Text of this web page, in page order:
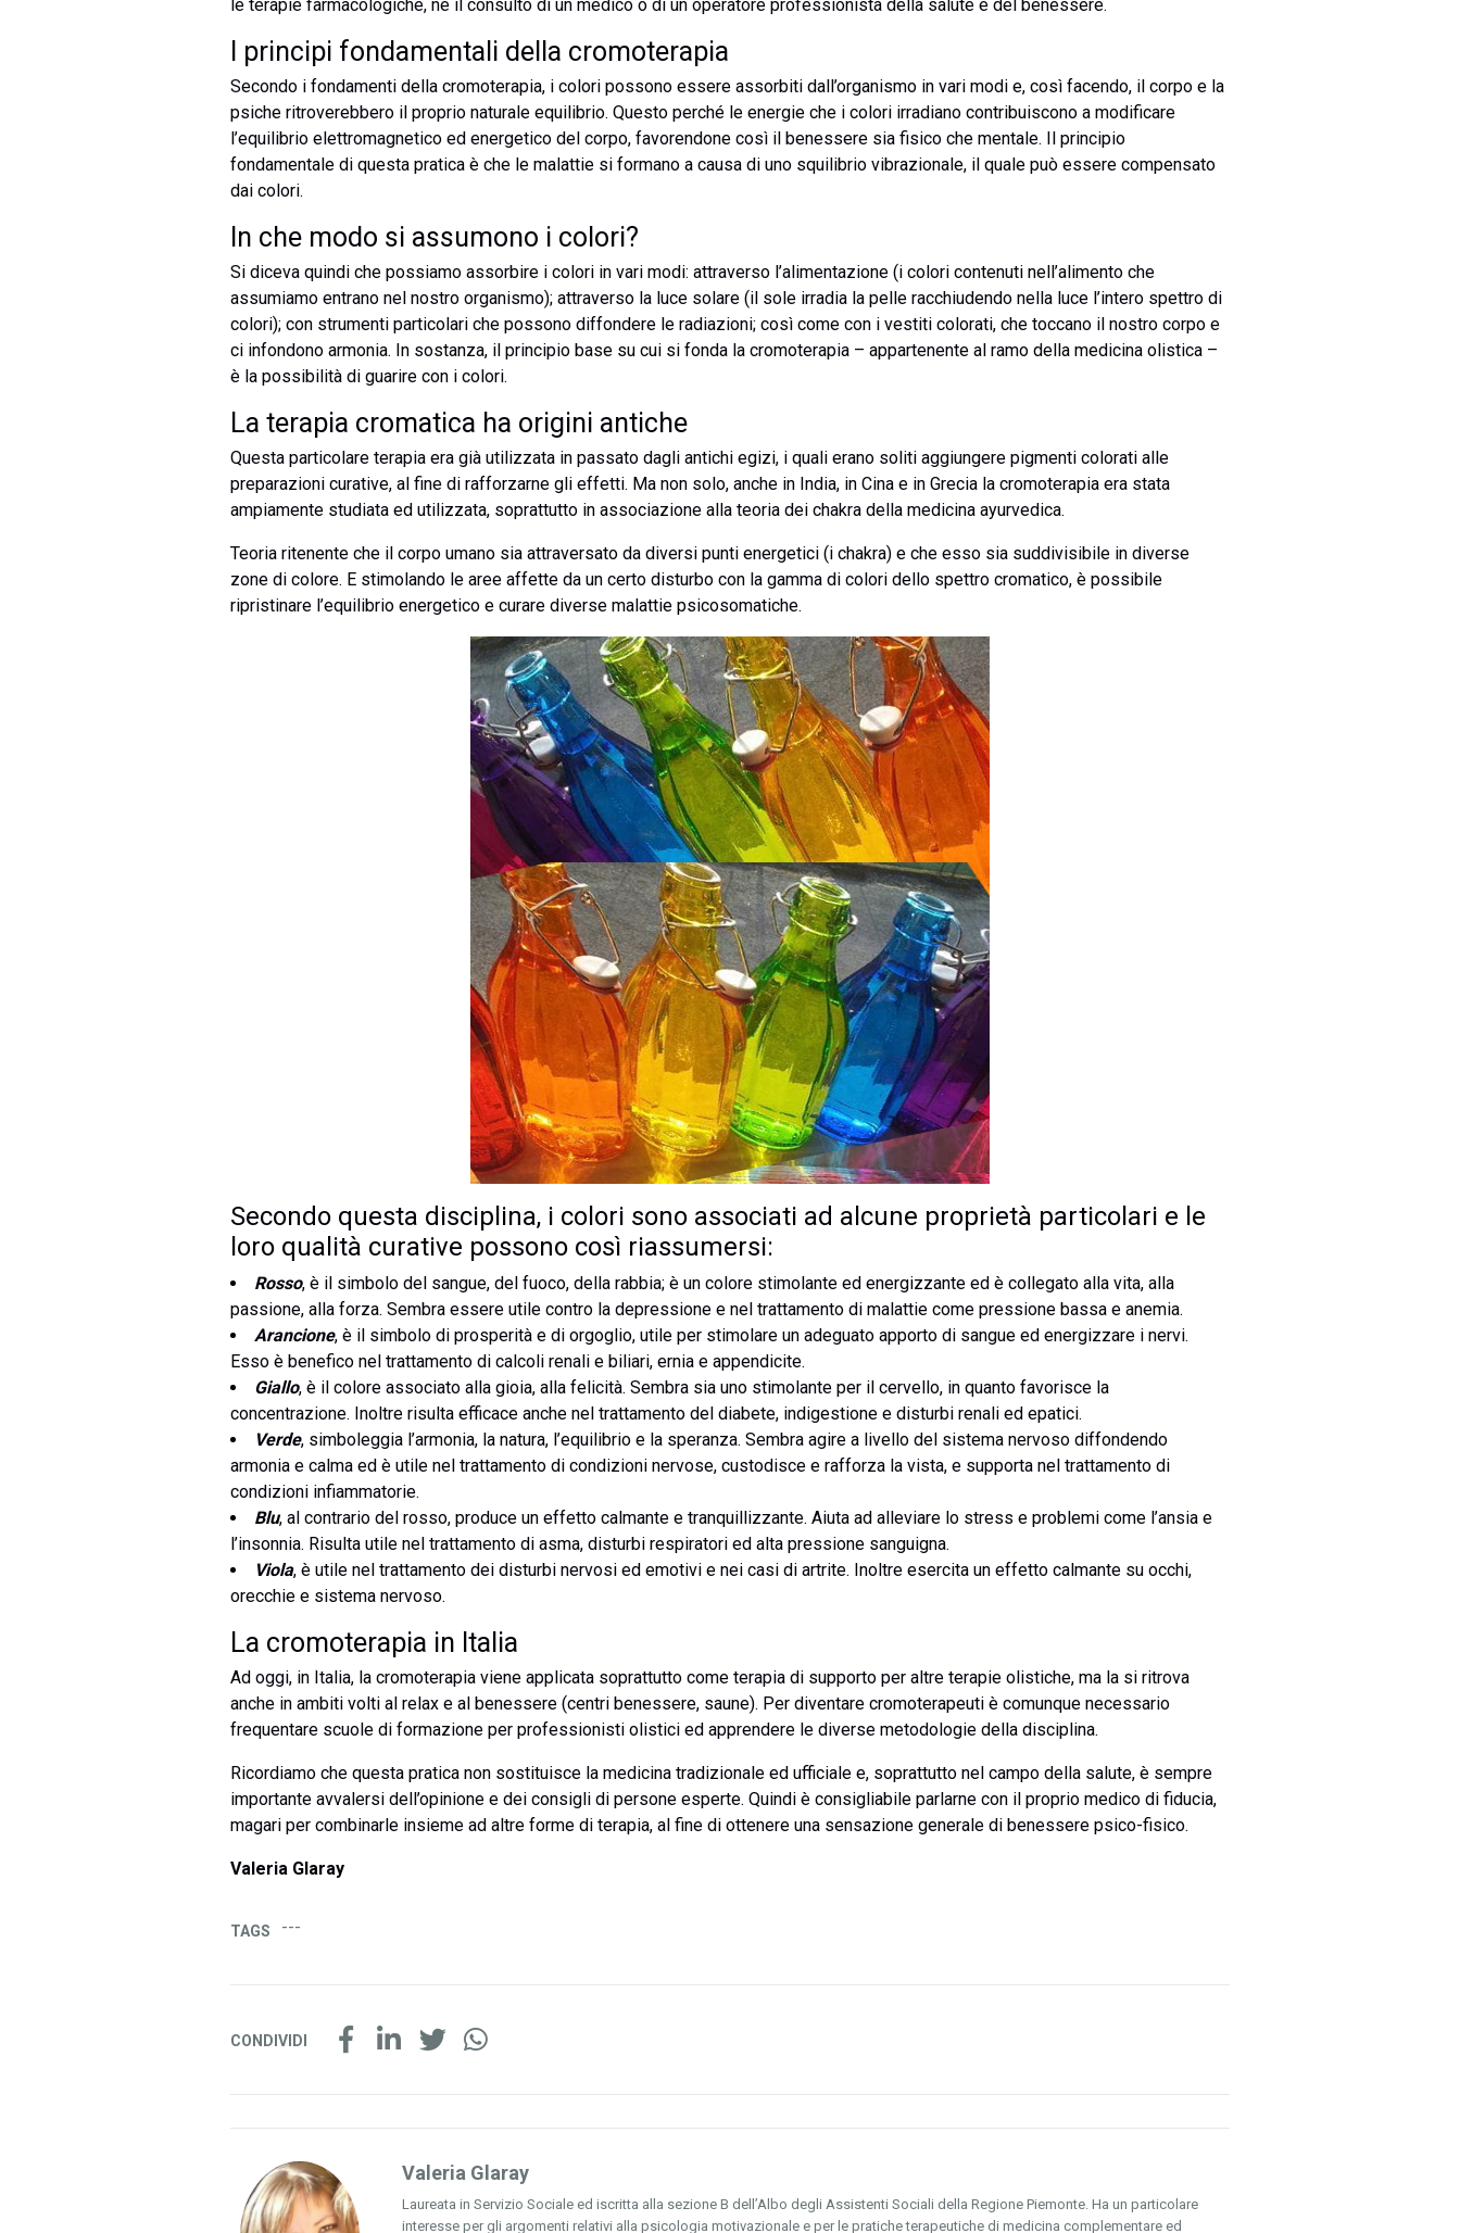
le terapie farmacologiche, né il consulto di un medico o di un operatore professionista della salute e del benessere.
I principi fondamentali della cromoterapia
Secondo i fondamenti della cromoterapia, i colori possono essere assorbiti dall’organismo in vari modi e, così facendo, il corpo e la
psiche ritroverebbero il proprio naturale equilibrio. Questo perché le energie che i colori irradiano contribuiscono a modificare
l’equilibrio elettromagnetico ed energetico del corpo, favorendone così il benessere sia fisico che mentale. Il principio
fondamentale di questa pratica è che le malattie si formano a causa di uno squilibrio vibrazionale, il quale può essere compensato
dai colori.
In che modo si assumono i colori?
Si diceva quindi che possiamo assorbire i colori in vari modi: attraverso l’alimentazione (i colori contenuti nell’alimento che
assumiamo entrano nel nostro organismo); attraverso la luce solare (il sole irradia la pelle racchiudendo nella luce l’intero spettro di
colori); con strumenti particolari che possono diffondere le radiazioni; così come con i vestiti colorati, che toccano il nostro corpo e
ci infondono armonia. In sostanza, il principio base su cui si fonda la cromoterapia – appartenente al ramo della medicina olistica –
è la possibilità di guarire con i colori.
La terapia cromatica ha origini antiche
Questa particolare terapia era già utilizzata in passato dagli antichi egizi, i quali erano soliti aggiungere pigmenti colorati alle
preparazioni curative, al fine di rafforzarne gli effetti. Ma non solo, anche in India, in Cina e in Grecia la cromoterapia era stata
ampiamente studiata ed utilizzata, soprattutto in associazione alla teoria dei chakra della medicina ayurvedica.
Teoria ritenente che il corpo umano sia attraversato da diversi punti energetici (i chakra) e che esso sia suddivisibile in diverse
zone di colore. E stimolando le aree affette da un certo disturbo con la gamma di colori dello spettro cromatico, è possibile
ripristinare l’equilibrio energetico e curare diverse malattie psicosomatiche.
Secondo questa disciplina, i colori sono associati ad alcune proprietà particolari e le
loro qualità curative possono così riassumersi:
Rosso, è il simbolo del sangue, del fuoco, della rabbia; è un colore stimolante ed energizzante ed è collegato alla vita, alla
passione, alla forza. Sembra essere utile contro la depressione e nel trattamento di malattie come pressione bassa e anemia.
Arancione, è il simbolo di prosperità e di orgoglio, utile per stimolare un adeguato apporto di sangue ed energizzare i nervi.
Esso è benefico nel trattamento di calcoli renali e biliari, ernia e appendicite.
Giallo, è il colore associato alla gioia, alla felicità. Sembra sia uno stimolante per il cervello, in quanto favorisce la
concentrazione. Inoltre risulta efficace anche nel trattamento del diabete, indigestione e disturbi renali ed epatici.
Verde, simboleggia l’armonia, la natura, l’equilibrio e la speranza. Sembra agire a livello del sistema nervoso diffondendo
armonia e calma ed è utile nel trattamento di condizioni nervose, custodisce e rafforza la vista, e supporta nel trattamento di
condizioni infiammatorie.
Blu, al contrario del rosso, produce un effetto calmante e tranquillizzante. Aiuta ad alleviare lo stress e problemi come l’ansia e
l’insonnia. Risulta utile nel trattamento di asma, disturbi respiratori ed alta pressione sanguigna.
Viola, è utile nel trattamento dei disturbi nervosi ed emotivi e nei casi di artrite. Inoltre esercita un effetto calmante su occhi,
orecchie e sistema nervoso.
La cromoterapia in Italia
Ad oggi, in Italia, la cromoterapia viene applicata soprattutto come terapia di supporto per altre terapie olistiche, ma la si ritrova
anche in ambiti volti al relax e al benessere (centri benessere, saune). Per diventare cromoterapeuti è comunque necessario
frequentare scuole di formazione per professionisti olistici ed apprendere le diverse metodologie della disciplina.
Ricordiamo che questa pratica non sostituisce la medicina tradizionale ed ufficiale e, soprattutto nel campo della salute, è sempre
importante avvalersi dell’opinione e dei consigli di persone esperte. Quindi è consigliabile parlarne con il proprio medico di fiducia,
magari per combinarle insieme ad altre forme di terapia, al fine di ottenere una sensazione generale di benessere psico-fisico.
Valeria Glaray
TAGS ---
CONDIVIDI
Valeria Glaray
Laureata in Servizio Sociale ed iscritta alla sezione B dell’Albo degli Assistenti Sociali della Regione Piemonte. Ha un particolare
interesse per gli argomenti relativi alla psicologia motivazionale e per le pratiche terapeutiche di medicina complementare ed